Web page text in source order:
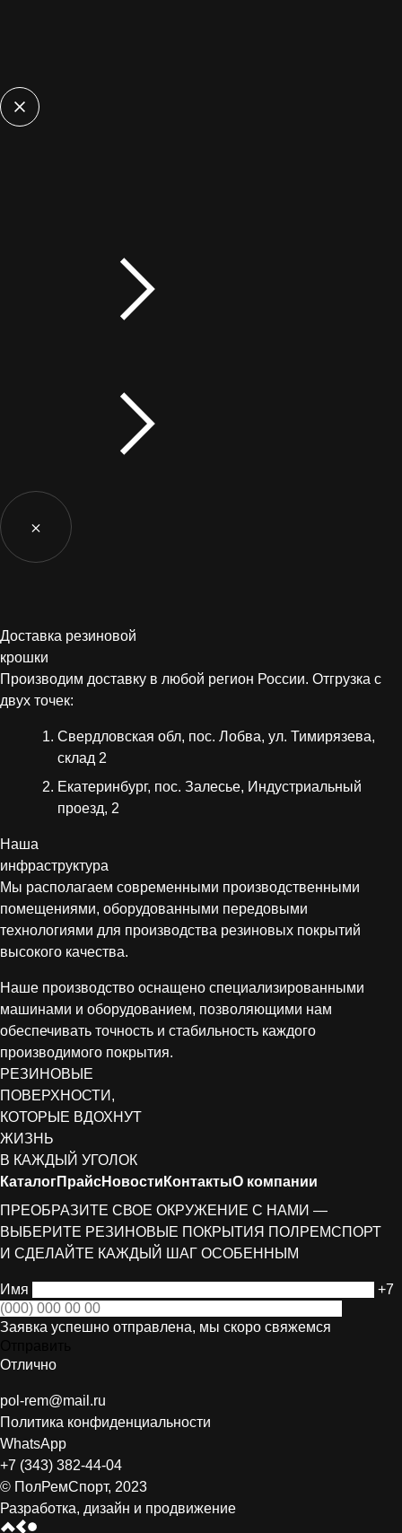
Доставка резиновой
крошки
Производим доставку в любой регион России. Отгрузка с
двух точек:
Свердловская обл, пос. Лобва, ул. Тимирязева,
склад 2
Екатеринбург, пос. Залесье, Индустриальный
проезд, 2
Наша
инфраструктура
Мы располагаем современными производственными
помещениями, оборудованными передовыми
технологиями для производства резиновых покрытий
высокого качества.
Наше производство оснащено специализированными
машинами и оборудованием, позволяющими нам
обеспечивать точность и стабильность каждого
производимого покрытия.
РЕЗИНОВЫЕ
ПОВЕРХНОСТИ,
КОТОРЫЕ ВДОХНУТ
ЖИЗНЬ
В КАЖДЫЙ УГОЛОК
КаталогПрайсНовости КонтактыО компании
ПРЕОБРАЗИТЕ СВОЕ ОКРУЖЕНИЕ С НАМИ —
ВЫБЕРИТЕ РЕЗИНОВЫЕ ПОКРЫТИЯ ПОЛРЕМСПОРТ
И СДЕЛАЙТЕ КАЖДЫЙ ШАГ ОСОБЕННЫМ
Имя +7
Заявка успешно отправлена, мы скоро свяжемся
Отлично
pol-rem@mail.ru
Политика конфиденциальности
WhatsApp
+7 (343) 382-44-04
© ПолРемСпорт, 2023
Разработка, дизайн и продвижение